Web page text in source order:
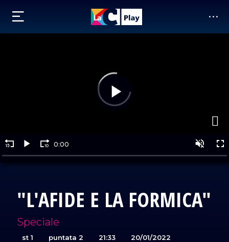
"L'AFIDE E LA FORMICA"
Speciale
st 1 puntata 2 21:33 20/01/2022